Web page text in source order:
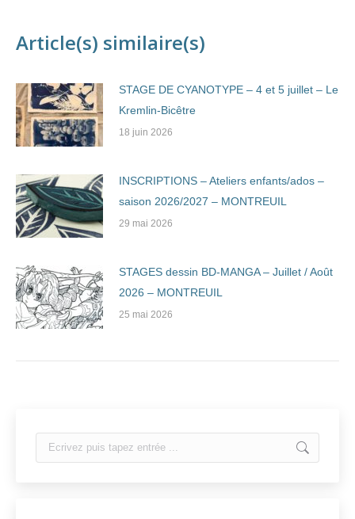
Article(s) similaire(s)
STAGE DE CYANOTYPE – 4 et 5 juillet – Le
Kremlin-Bicêtre
18 juin 2026
INSCRIPTIONS – Ateliers enfants/ados –
saison 2026/2027 – MONTREUIL
29 mai 2026
STAGES dessin BD-MANGA – Juillet / Août
2026 – MONTREUIL
25 mai 2026
Search: